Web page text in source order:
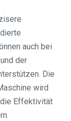
auch bei
der
Die
wird
Effektivität